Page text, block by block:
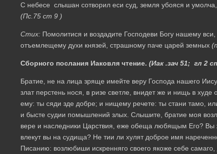
С небесе слышан сотворил еси суд, земля убояся и умолча,
(Пс.75 ст 9 )
Стих: Помолитися и воздадите Господеви Богу нашему
отъемлещему духи князей, страшному паче царей земных
Сборного послания Иаковля чтение. (Иак .зач 51; гл 2
Братие, не на лица зряще имейте веру Господа нашего
злат перстень нося, в ризе светле, внидет же и нищь в
ему: ты сяди зде добре; и нищему речете: ты стани тамо,
и бысте судии помышлений злых. Слышите, братие моя
вере и наследники Царствия, еже обеща любящым Его? Вы
влекут вы на судища? Не тии ли хулят доброе имя
Писанию: возлюбиши искренняго своего якоже себе